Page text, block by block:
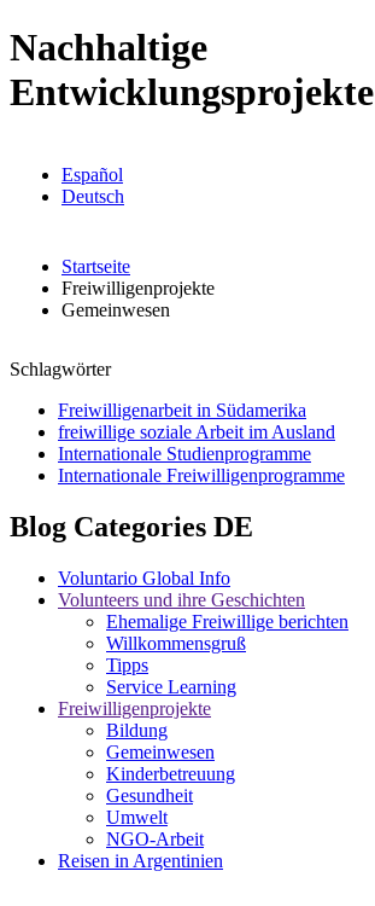
Nachhaltige
Entwicklungsprojekte
Español
Deutsch
Startseite
Freiwilligenprojekte
Gemeinwesen
Schlagwörter
Freiwilligenarbeit in Südamerika
freiwillige soziale Arbeit im Ausland
Internationale Studienprogramme
Internationale Freiwilligenprogramme
Blog Categories DE
Voluntario Global Info
Volunteers und ihre Geschichten
Ehemalige Freiwillige berichten
Willkommensgruß
Tipps
Service Learning
Freiwilligenprojekte
Bildung
Gemeinwesen
Kinderbetreuung
Gesundheit
Umwelt
NGO-Arbeit
Reisen in Argentinien